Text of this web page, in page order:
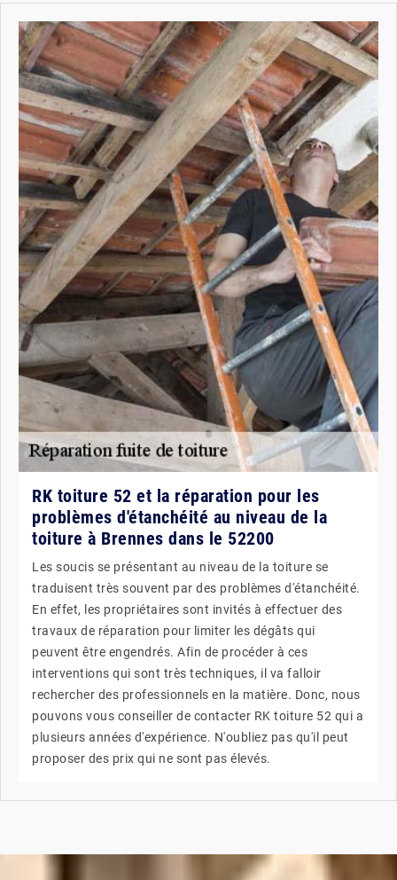
RK toiture 52 et la réparation pour les
problèmes d'étanchéité au niveau de la
toiture à Brennes dans le 52200
Les soucis se présentant au niveau de la toiture se
traduisent très souvent par des problèmes d'étanchéité.
En effet, les propriétaires sont invités à effectuer des
travaux de réparation pour limiter les dégâts qui
peuvent être engendrés. Afin de procéder à ces
interventions qui sont très techniques, il va falloir
rechercher des professionnels en la matière. Donc, nous
pouvons vous conseiller de contacter RK toiture 52 qui a
plusieurs années d'expérience. N'oubliez pas qu'il peut
proposer des prix qui ne sont pas élevés.